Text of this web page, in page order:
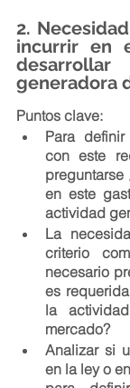
2.
incurrir en
generadora
Puntos clave:
Para
con este
preguntarse
en este
actividad
La
criterio
necesario
es
la
mercado?
Analizar si
en la ley o